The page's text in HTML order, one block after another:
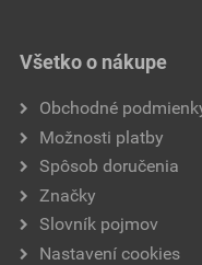
Všetko o nákupe
Obchodné
Možnosti platby
Spôsob doručenia
Značky
Slovník pojmov
Nastavení cookies